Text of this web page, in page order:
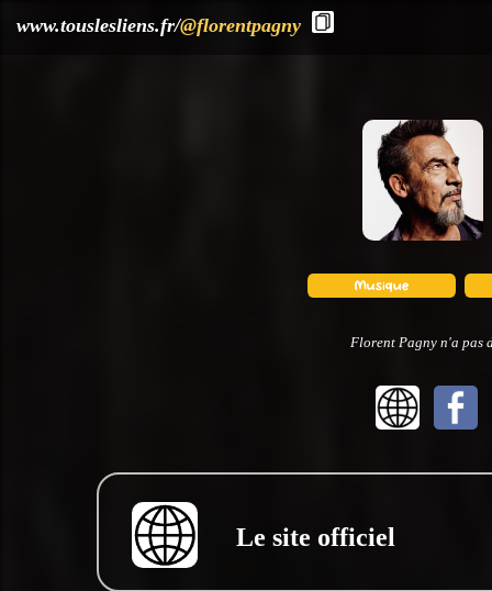
www.touslesliens.fr/@florentpagny
Florent Pagny n'a pas
Le site officiel